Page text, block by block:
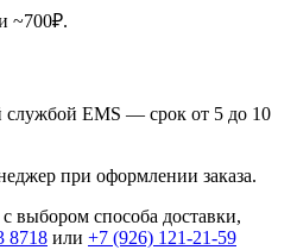
~700₽.
службой EMS — срок от 5 до 10
при оформлении заказа.
выбором способа доставки,
8718 или +7 (926) 121-21-59